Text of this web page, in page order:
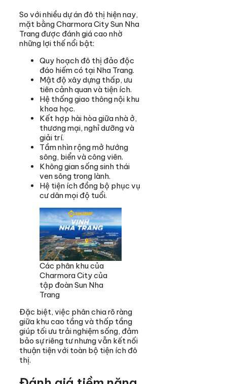
So với nhiều dự án đô thị hiện nay,
mặt bằng Charmora City Sun Nha
Trang được đánh giá cao nhờ
những lợi thế nổi bật:
Quy hoạch đô thị đảo độc
đáo hiếm có tại Nha Trang.
Mật độ xây dựng thấp, ưu
tiên cảnh quan và tiện ích.
Hệ thống giao thông nội khu
khoa học.
Kết hợp hài hòa giữa nhà ở,
thương mại, nghỉ dưỡng và
giải trí.
Tầm nhìn rộng mở hướng
sông, biển và công viên.
Không gian sống sinh thái
ven sông trong lành.
Hệ tiện ích đồng bộ phục vụ
cư dân mọi độ tuổi.
Các phân khu của
Charmora City của
tập đoàn Sun Nha
Trang
Đặc biệt, việc phân chia rõ ràng
giữa khu cao tầng và thấp tầng
giúp tối ưu trải nghiệm sống, đảm
bảo sự riêng tư nhưng vẫn kết nối
thuận tiện với toàn bộ tiện ích đô
thị.